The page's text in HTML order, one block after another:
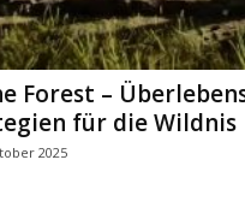
Forest –
für die Wildnis
2025